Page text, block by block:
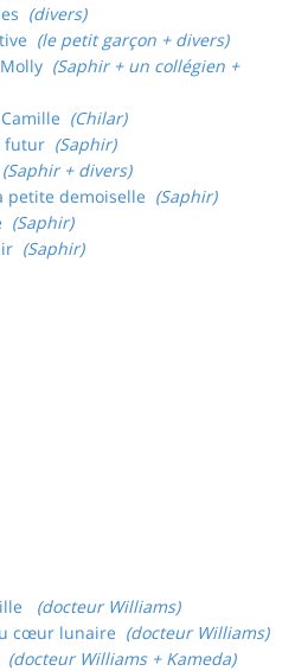
(divers)
(le petit garçon + divers)
(Saphir + un collégien +
(Chilar)
futur (Saphir)
(Saphir + divers)
petite demoiselle (Saphir)
(Saphir)
(Saphir)
(docteur Williams)
cœur lunaire (docteur Williams)
(docteur Williams + Kameda)